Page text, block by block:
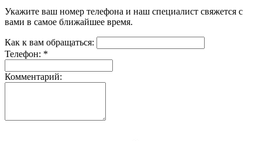
Укажите ваш номер телефона и наш специалист свяжется с
вами в самое ближайшее время.
Как к вам обращаться:
Телефон: *
Комментарий: